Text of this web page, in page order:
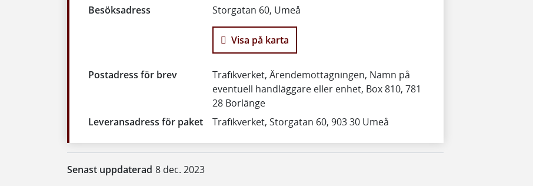
Besöksadress Storgatan 60, Umeå
Visa på karta
Postadress för brev
Trafikverket, Ärendemottagningen, Namn på
eventuell handläggare eller enhet, Box 810, 781
28 Borlänge
Leveransadress för paket
Trafikverket, Storgatan 60, 903 30 Umeå
Senast uppdaterad 8 dec. 2023